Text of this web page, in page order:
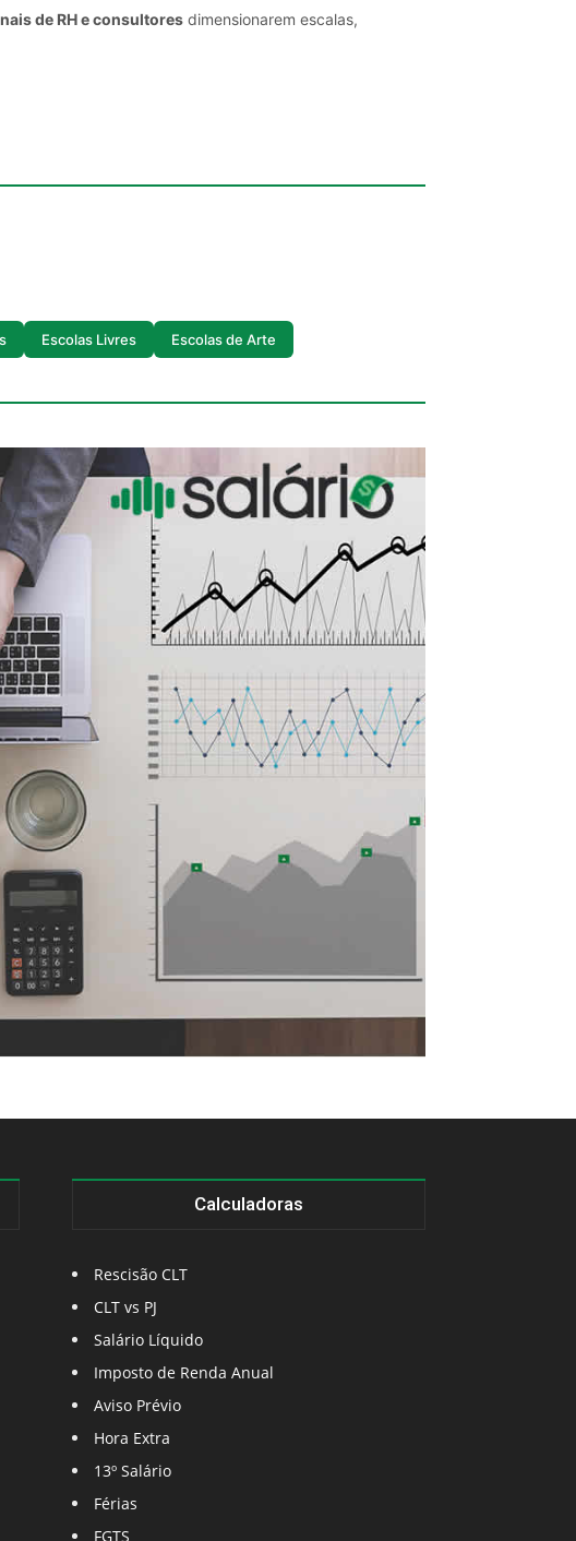
de RH e consultores dimensionarem escalas,
Escolas Livres Escolas de Arte
Calculadoras
Rescisão CLT
CLT vs PJ
Salário Líquido
Imposto de Renda Anual
Aviso Prévio
Hora Extra
13º Salário
Férias
FGTS